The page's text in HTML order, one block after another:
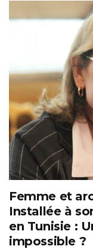
Femme et
Installée à
en Tunisie :
impossible ?